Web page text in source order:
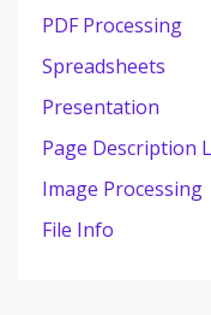
PDF Processing
Spreadsheets
Presentation
Page Description
Image Processing
File Info